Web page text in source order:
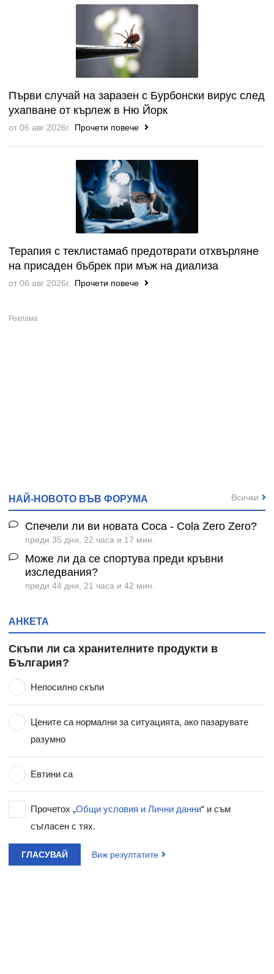
Първи случай на заразен с Бурбонски вирус след
ухапване от кърлеж в Ню Йорк
от 06 авг 2026г. Прочети повече
Терапия с теклистамаб предотврати отхвърляне
на присаден бъбрек при мъж на диализа
от 06 авг 2026г. Прочети повече
НАЙ-НОВОТО ВЪВ ФОРУМА
Спечели ли ви новата Coca - Cola Zero Zero?
преди 35 дни, 22 часа и 17 мин.
Може ли да се спортува преди кръвни
изследвания?
преди 44 дни, 21 часа и 42 мин.
Всички
АНКЕТА
Скъпи ли са хранителните продукти в
България?
Непосилно скъпи
Цените са нормални за ситуацията, ако пазарувате
разумно
Евтини са
Прочетох „Общи условия и Лични данни“ и съм
съгласен с тях.
ГЛАСУВАЙ Виж резултатите